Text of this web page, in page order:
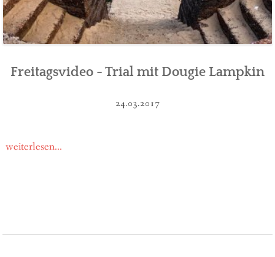
Freitagsvideo - Trial mit Dougie Lampkin
24.03.2017
weiterlesen...